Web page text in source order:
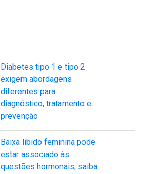
Diabetes tipo 1 e tipo 2
exigem abordagens
diferentes para
diagnóstico, tratamento e
prevenção
Baixa libido feminina pode
estar associado às
questões hormonais; saiba